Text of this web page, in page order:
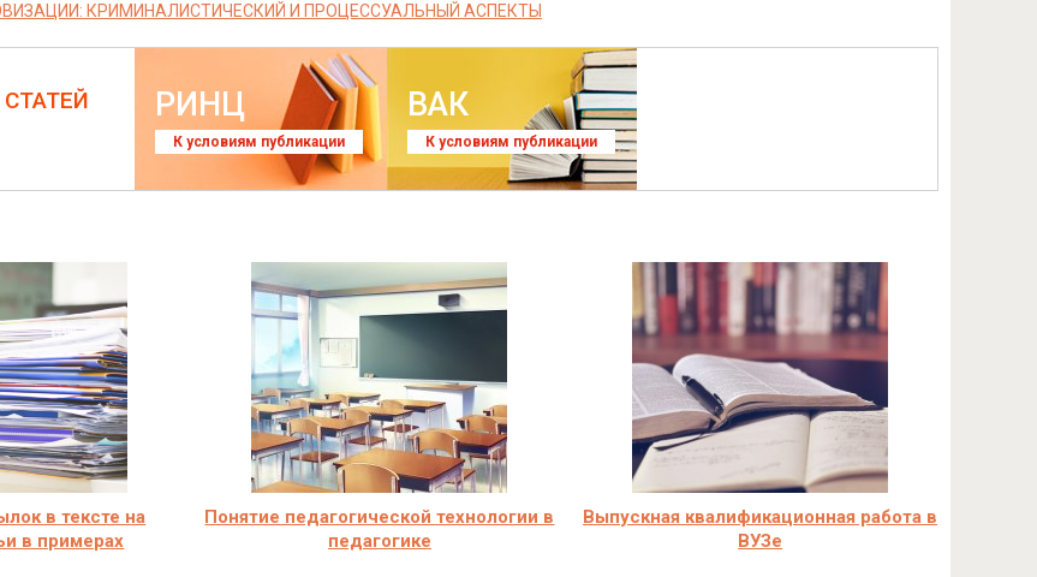
КРИМИНАЛИСТИЧЕСКИЙ И ПРОЦЕССУАЛЬНЫЙ АСПЕКТЫ
РИНЦ
К условиям публикации
ВАК
К условиям публикации
в тексте на
в примерах
Понятие педагогической технологии в
педагогике
Выпускная квалификационная работа в
ВУЗе